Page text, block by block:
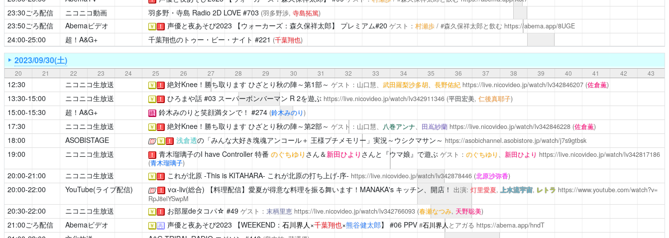
23:30ごろ配信 ニコニコ動画 羽多野・寺島 Radio 2D LOVE#703 (羽多野渉, 寺島拓篤)
23:50ごろ配信 Abemaビデオ ￥ ！ 声優と夜あそび2023 【ウォーカーズ：森久保祥太郎】 プレミアム#20 ゲスト： 村瀬歩/ #森久保祥太郎と飲む https://abema.app/8UGE
24:00-25:00 超！A&G+ 千葉翔也のトゥー・ビー・ナイト #221 (千葉翔也)
2023/09/30(土)
20 21 22 23 24 25 26 27 28 29 30 31 32 33 34 35 36 37 38 39 40 41 42 43
12:30 ニコニコ生放送 ￥ ！ 絶対Knee！勝ち取ります ひざとり秋の陣～第1部～ ゲスト：山口慧、 武田羅梨沙多胡、 長野佑紀 https://live.nicovideo.jp/watch/lv342846207 (佐倉薫)
13:30-15:00 ニコニコ生放送 ￥ ！ ひろまや話#03 スーパーボンバーマン R 2を遊ぶ https://live.nicovideo.jp/watch/lv342911346 (平田宏美, 仁後真耶子)
15:00-15:30 超！A&G+ 終 鈴木みのりと笑顔満タンで！ #274 (鈴木みのり)
17:30 ニコニコ生放送 ￥ ！ 絶対Knee！勝ち取ります ひざとり秋の陣～第2部～ ゲスト：山口慧、 八巻アンナ、 田嶌紗蘭 https://live.nicovideo.jp/watch/lv342846228 (佐倉薫)
18:00 ASOBISTAGE
[公式] ￥ ！ 浅倉透の「みんな大好き塊魂アンコール＋ 王様プチメモリー」実況～ウシクマサン～ https://asobichannel.asobistore.jp/watch/j7s9gtbsk
19:00 ニコニコ生放送 ！ 青木瑠璃子のI have Controller特番 のぐちゆり さん＆新田ひより さんと『ウマ娘』で遊ぶ ゲスト： のぐちゆり 、 新田ひより https://live.nicovideo.jp/watch/lv342817186
(青木瑠璃子)
20:00-21:00 ニコニコ生放送 ￥ ！ これが北原 -This is KITAHARA- これが北原の打ち上げ-序- https://live.nicovideo.jp/watch/lv342878446 (北原沙弥香)
20:00-22:00 YouTube(ライブ配信)
[公式] ！ vα-liv(総合) 【料理配信】愛夏が得意な料理を振る舞います！MANAKA's キッチン、開店！ 出演: 灯里愛夏, 上水流宇宙, レトラ https://www.youtube.com/watch?v=
RpJ8elYSwpM
20:30-22:00 ニコニコ生放送 ￥ ！ お部屋deタコパ☆ #49 ゲスト： 末柄里恵 https://live.nicovideo.jp/watch/lv342766093 (春瀬なつみ, 天野聡美)
21:00ごろ配信 Abemaビデオ ￥ 再 声優と夜あそび2023 【WEEKEND： 石川界人×千葉翔也×熊谷健太郎】 #06 PPV #石川界人 とアガる https://abema.app/hndT